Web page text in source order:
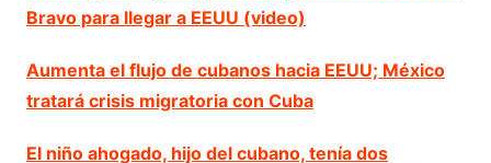
Bravo para llegar a EEUU (video)
Aumenta el flujo de cubanos hacia EEUU; México
tratará crisis migratoria con Cuba
El niño ahogado, hijo del cubano, tenía dos